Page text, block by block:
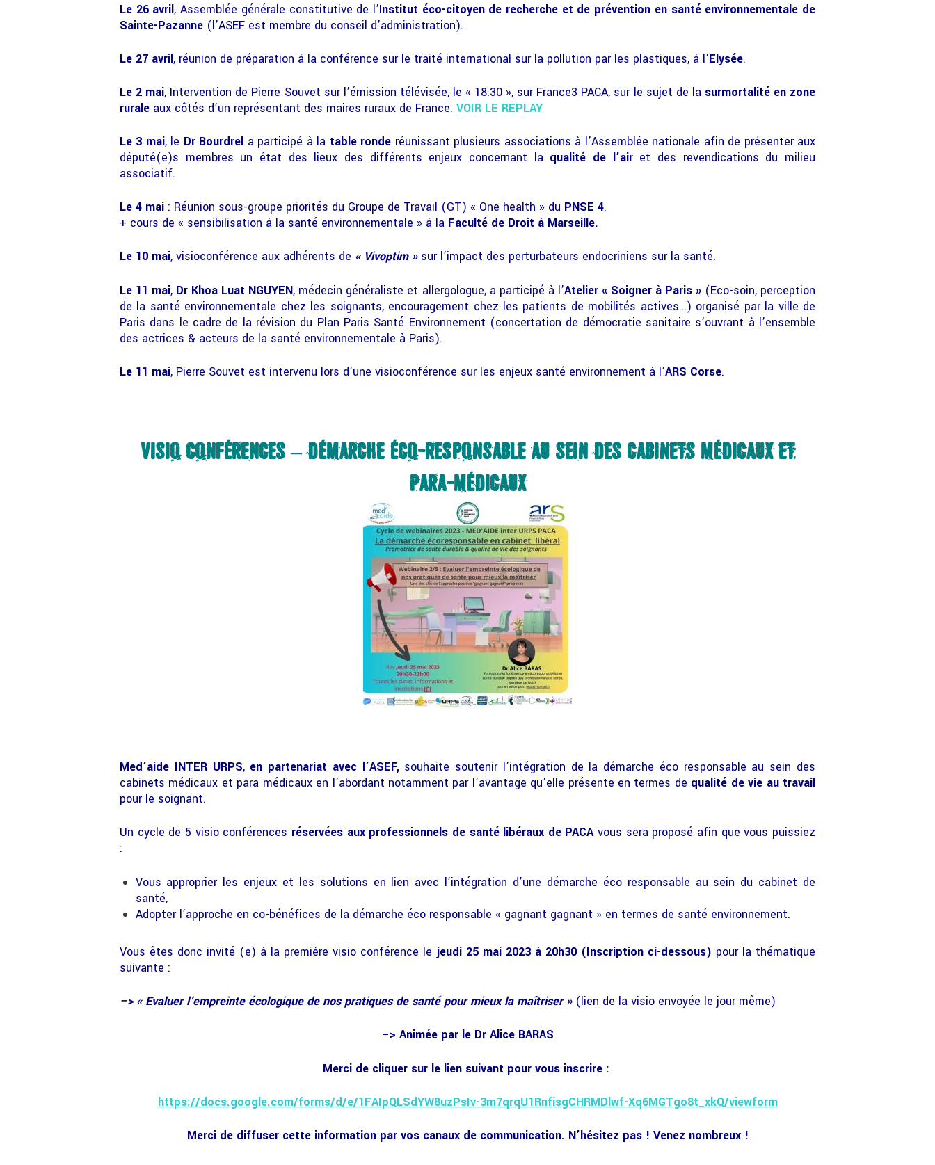
Le 26 avril, Assemblée générale constitutive de l’Institut éco-citoyen de recherche et de prévention en santé environnementale de
Sainte-Pazanne (l’ASEF est membre du conseil d’administration).
Le 27 avril, réunion de préparation à la conférence sur le traité international sur la pollution par les plastiques, à l’Elysée.
Le 2 mai, Intervention de Pierre Souvet sur l’émission télévisée, le « 18.30 », sur France3 PACA, sur le sujet de la surmortalité en zone
rurale aux côtés d’un représentant des maires ruraux de France. VOIR LE REPLAY
Le 3 mai, le Dr Bourdrel a participé à la table ronde réunissant plusieurs associations à l’Assemblée nationale afin de présenter aux
député(e)s membres un état des lieux des différents enjeux concernant la qualité de l’airet des revendications du milieu
associatif.
Le 4 mai : Réunion sous-groupe priorités du Groupe de Travail (GT) « One health » du PNSE 4.
+ cours de « sensibilisation à la santé environnementale » à la Faculté de Droit à Marseille.
Le 10 mai, visioconférence aux adhérents de « Vivoptim »sur l’impact des perturbateurs endocriniens sur la santé.
Le 11 mai, Dr Khoa Luat NGUYEN, médecin généraliste et allergologue, a participé à l’Atelier « Soigner à Paris »(Eco-soin, perception
de la santé environnementale chez les soignants, encouragement chez les patients de mobilités actives…) organisé par la ville de
Paris dans le cadre de la révision du Plan Paris Santé Environnement (concertation de démocratie sanitaire s’ouvrant à l’ensemble
des actrices & acteurs de la santé environnementale à Paris).
Le 11 mai, Pierre Souvet est intervenu lors d’une visioconférence sur les enjeux santé environnement à l’ARS Corse.
VISIO CONFÉRENCES – DÉMARCHE ÉCO-RESPONSABLE AU SEIN DES CABINETS MÉDICAUX ET
PARA-MÉDICAUX
Med’aide INTER URPS, en partenariat avec l’ASEF, souhaite soutenir l’intégration de la démarche éco responsable au sein des
cabinets médicaux et para médicaux en l’abordant notamment par l’avantage qu’elle présente en termes de qualité de vie au travail
pour le soignant.
Un cycle de 5 visio conférences réservées aux professionnels de santé libéraux de PACAvous sera proposé afin que vous puissiez
:
Vous approprier les enjeux et les solutions en lien avec l’intégration d’une démarche éco responsable au sein du cabinet de
santé,
Adopter l’approche en co-bénéfices de la démarche éco responsable « gagnant gagnant » en termes de santé environnement.
Vous êtes donc invité (e) à la première visio conférence le jeudi 25 mai 2023 à 20h30 (Inscription ci-dessous) pour la thématique
suivante :
–> « Evaluer l’empreinte écologique de nos pratiques de santé pour mieux la maîtriser »(lien de la visio envoyée le jour même)
–> Animée par le Dr Alice BARAS
Merci de cliquer sur le lien suivant pour vous inscrire :
https://docs.google.com/forms/d/e/1FAIpQLSdYW8uzPsIv-3m7qrqU1RnfisgCHRMDlwf-Xq6MGTgo8t_xkQ/viewform
Merci de diffuser cette information par vos canaux de communication. N’hésitez pas ! Venez nombreux !